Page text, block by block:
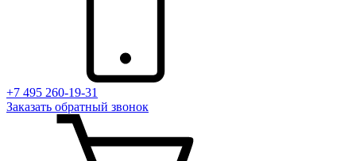
+7 495 260-19-31
Заказать обратный звонок